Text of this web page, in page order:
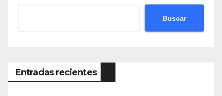
Buscar
Entradas recientes